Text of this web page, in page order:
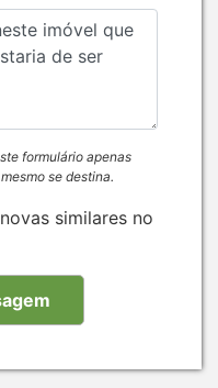
formulário apenas
se destina.
similares no